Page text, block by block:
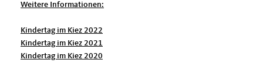
Weitere Informationen:
Kindertag im Kiez 2022
Kindertag im Kiez 2021
Kindertag im Kiez 2020